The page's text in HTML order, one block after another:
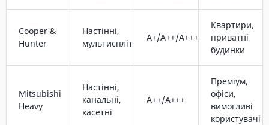
Cooper &
Hunter
Настінні,
мультиспліт
A+/A++/A+++
Квартири,
приватні
будинки
Mitsubishi
Heavy
Настінні,
канальні,
касетні
A++/A+++
Преміум,
офіси,
вимогливі
користувачі